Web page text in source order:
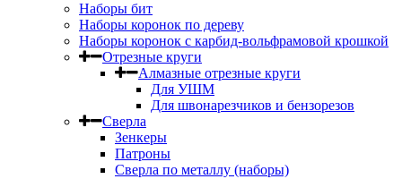
Наборы бит
Наборы коронок по дереву
Наборы коронок с карбид-вольфрамовой крошкой
Отрезные круги
Алмазные отрезные круги
Для УШМ
Для швонарезчиков и бензорезов
Сверла
Зенкеры
Патроны
Сверла по металлу (наборы)